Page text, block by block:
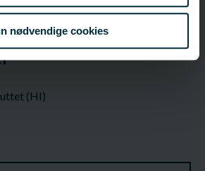
nødvendige cookies
(HI)